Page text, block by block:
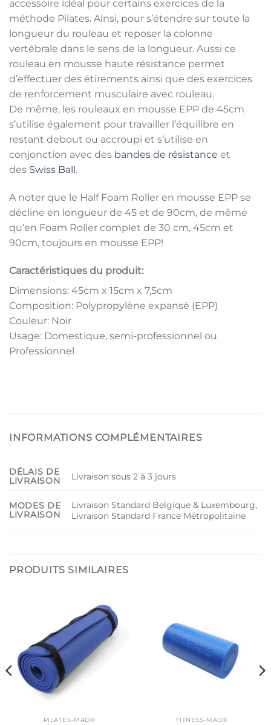
accessoire idéal pour certains exercices de la
méthode Pilates. Ainsi, pour s’étendre sur toute la
longueur du rouleau et reposer la colonne
vertébrale dans le sens de la longueur. Aussi ce
rouleau en mousse haute résistance permet
d’effectuer des étirements ainsi que des exercices
de renforcement musculaire avec rouleau.
De même, les rouleaux en mousse EPP de 45cm
s’utilise également pour travailler l’équilibre en
restant debout ou accroupi et s’utilise en
conjonction avec des bandes de résistance et
des Swiss Ball.
A noter que le Half Foam Roller en mousse EPP se
décline en longueur de 45 et de 90cm, de même
qu’en Foam Roller complet de 30 cm, 45cm et
90cm, toujours en mousse EPP!
Caractéristiques du produit:
Dimensions: 45cm x 15cm x 7,5cm
Composition: Polypropylène expansé (EPP)
Couleur: Noir
Usage: Domestique, semi-professionnel ou
Professionnel
INFORMATIONS COMPLÉMENTAIRES
DÉLAIS DE
LIVRAISON
Livraison sous 2 à 3 jours
MODES DE
LIVRAISON
Livraison Standard Belgique & Luxembourg,
Livraison Standard France Métropolitaine
PRODUITS SIMILAIRES
PILATES-MAD® FITNESS-MAD®